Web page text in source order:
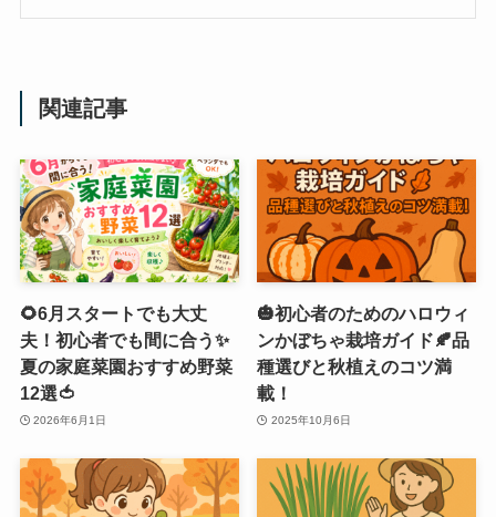
関連記事
🌻6月スタートでも大丈
夫！初心者でも間に合う✨
夏の家庭菜園おすすめ野菜
12選🍅
2026年6月1日
🎃初心者のためのハロウィ
ンかぼちゃ栽培ガイド🍂品
種選びと秋植えのコツ満
載！
2025年10月6日